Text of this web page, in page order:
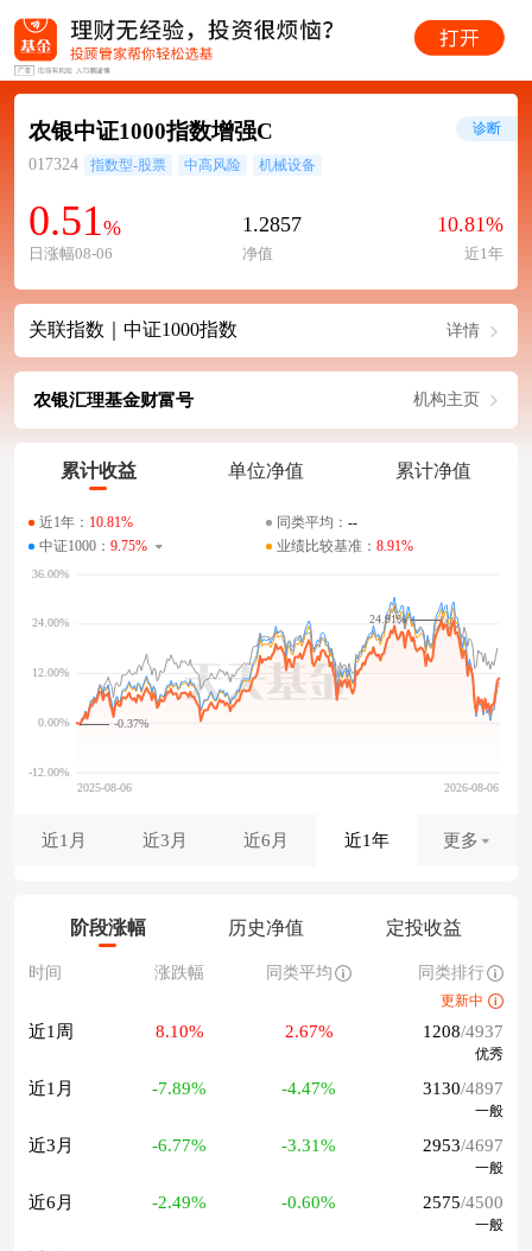
农银中证1000指数增强C
017324 指数型-股票 中高风险 机械设备
0.51 %
日涨幅08-06
1.2857
净值
10.81%
近1年
诊断
关联指数｜中证1000指数 详情
农银汇理基金财富号 机构主页
累计收益 单位净值 累计净值
近1年： 10.81% 同类平均： --
中证1000： 9.75% 业绩比较基准： 8.91%
-0.37%
24.91%
近1月 近3月 近6月 近1年 更多
阶段涨幅 历史净值 定投收益
时间 涨跌幅 同类平均 同类排行
更新中
近1周 8.10% 2.67% 1208/4937
优秀
近1月 -7.89% -4.47% 3130/4897
一般
近3月 -6.77% -3.31% 2953/4697
一般
近6月 -2.49% -0.60% 2575/4500
一般